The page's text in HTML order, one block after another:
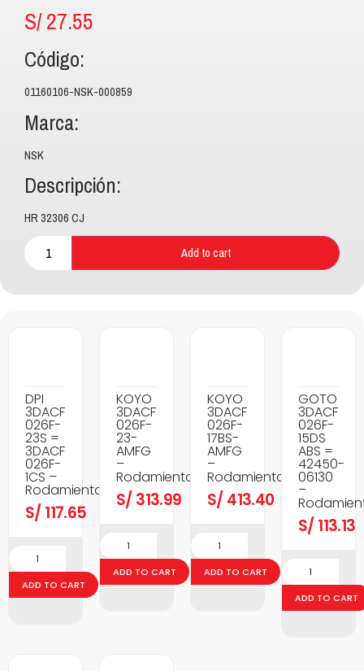
S/27.55
Código:
01160106-NSK-000859
Marca:
NSK
Descripción:
HR 32306 CJ
Add to cart
DPI
3DACF
026F-
23S =
3DACF
026F-
1CS –
Rodamientos
S/ 117.65
ADD TO CART
KOYO
3DACF
026F-
23-
AMFG
–
Rodamientos
S/ 313.99
ADD TO CART
KOYO
3DACF
026F-
17BS-
AMFG
–
Rodamientos
S/ 413.40
ADD TO CART
GOTO
3DACF
026F-
15DS
ABS =
42450-
06130
–
S/ 113.13
ADD TO CART